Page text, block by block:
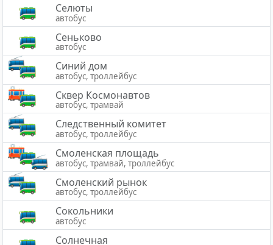
Селюты
автобус
Сеньково
автобус
Синий дом
автобус, троллейбус
Сквер Космонавтов
автобус, трамвай
Следственный комитет
автобус, троллейбус
Смоленская площадь
автобус, трамвай, троллейбус
Смоленский рынок
автобус, троллейбус
Сокольники
автобус
Солнечная